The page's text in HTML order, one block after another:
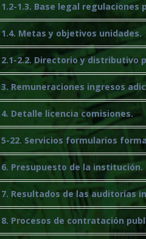
1.2-1.3. Base legal
1.4. Metas y objetivos unidades.
2.1-2.2. Directorio y distributivo
3. Remuneraciones ingresos
4. Detalle licencia comisiones.
5-22. Servicios formularios
6. Presupuesto de la institución.
7. Resultados de las auditorías
8. Procesos de contratación